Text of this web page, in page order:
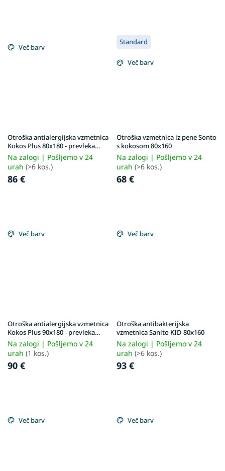
Več barv
Otroška antialergijska vzmetnica
Kokos Plus 80x180 - prevleka
Aloe Vera
Na zalogi | Pošljemo v 24
urah (>6 kos.)
86 €
Standard
Več barv
Otroška vzmetnica iz pene Sonto
s kokosom 80x160
Na zalogi | Pošljemo v 24
urah (>6 kos.)
68 €
Več barv
Otroška antialergijska vzmetnica
Kokos Plus 90x180 - prevleka
Aloe Vera
Na zalogi | Pošljemo v 24
urah (1 kos.)
90 €
Več barv
Otroška antibakterijska
vzmetnica Sanito KID 80x160
Na zalogi | Pošljemo v 24
urah (>6 kos.)
93 €
Več barv Več barv